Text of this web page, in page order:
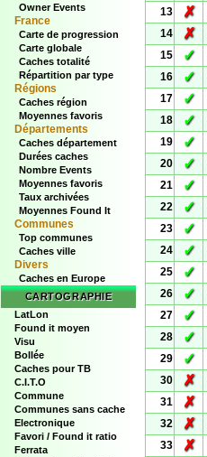
Owner Events
France
Carte de progression
Carte globale
Caches totalité
Répartition par type
Régions
Caches région
Moyennes favoris
Départements
Caches département
Durées caches
Nombre Events
Moyennes favoris
Taux archivées
Moyennes Found It
Communes
Top communes
Caches ville
Divers
Caches en Europe
CARTOGRAPHIE
LatLon
Found it moyen
Visu
Bollée
Caches pour TB
C.I.T.O
Commune
Communes sans cache
Electronique
Favori / Found it ratio
Ferrata
13
✗
14
✗
15
✓
16
✓
17
✓
18
✓
19
✓
20
✓
21
✓
22
✓
23
✓
24
✓
25
✓
26
✓
27
✓
28
✓
29
✓
30
✗
31
✗
32
✗
33
✗